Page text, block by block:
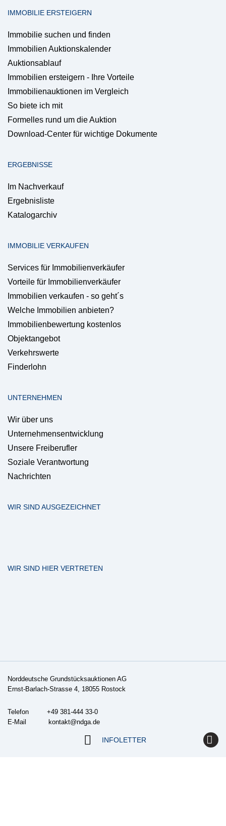
IMMOBILIE ERSTEIGERN
Immobilie suchen und finden
Immobilien Auktionskalender
Auktionsablauf
Immobilien ersteigern - Ihre Vorteile
Immobilienauktionen im Vergleich
So biete ich mit
Formelles rund um die Auktion
Download-Center für wichtige Dokumente
ERGEBNISSE
Im Nachverkauf
Ergebnisliste
Katalogarchiv
IMMOBILIE VERKAUFEN
Services für Immobilienverkäufer
Vorteile für Immobilienverkäufer
Immobilien verkaufen - so geht´s
Welche Immobilien anbieten?
Immobilienbewertung kostenlos
Objektangebot
Verkehrswerte
Finderlohn
UNTERNEHMEN
Wir über uns
Unternehmensentwicklung
Unsere Freiberufler
Soziale Verantwortung
Nachrichten
WIR SIND AUSGEZEICHNET
WIR SIND HIER VERTRETEN
Norddeutsche Grundstücksauktionen AG
Ernst-Barlach-Strasse 4, 18055 Rostock
Telefon +49 381-444 33-0
E-Mail
kontakt@ndga.de
INFOLETTER